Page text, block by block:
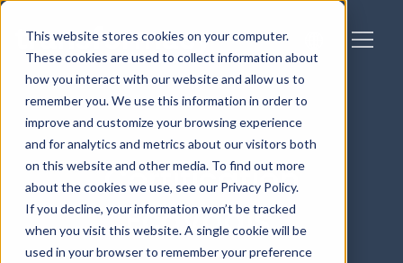
This website stores cookies on your computer.
These cookies are used to collect information about
how you interact with our website and allow us to
remember you. We use this information in order to
improve and customize your browsing experience
and for analytics and metrics about our visitors both
on this website and other media. To find out more
about the cookies we use, see our Privacy Policy.
If you decline, your information won’t be tracked
when you visit this website. A single cookie will be
used in your browser to remember your preference
Certification
EcoVadis.